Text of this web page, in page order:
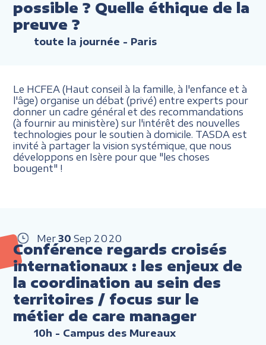
possible ? Quelle éthique de la
preuve ?
toute la journée - Paris
Le HCFEA (Haut conseil à la famille, à l'enfance et à
l'âge) organise un débat (privé) entre experts pour
donner un cadre général et des recommandations
(à fournir au ministère) sur l'intérêt des nouvelles
technologies pour le soutien à domicile. TASDA est
invité à partager la vision systémique, que nous
développons en Isère pour que "les choses
bougent" !
Mer 30 Sep 2020
Conférence regards croisés
internationaux : les enjeux de
la coordination au sein des
territoires / focus sur le
métier de care manager
10h - Campus des Mureaux